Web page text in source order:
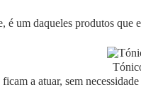
é um daqueles produtos que
a atuar, sem